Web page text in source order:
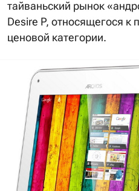
тайваньский рынок
Desire P, относящегося к
ценовой категории.